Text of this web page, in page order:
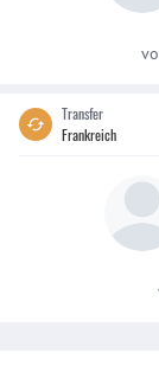
Transfer
Frankreich